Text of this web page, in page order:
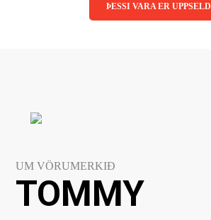
ÞESSI VARA ER UPPSELD
UM VÖRUMERKIÐ
TOMMY